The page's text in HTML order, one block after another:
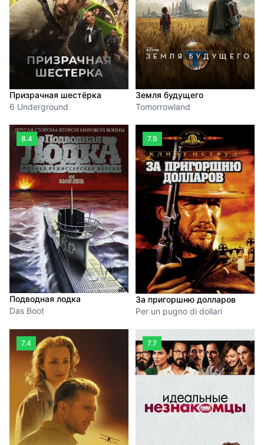
Призрачная шестёрка
6 Underground
Земля будущего
Tomorrowland
8.4
Подводная лодка
Das Boot
7.9
За пригоршню долларов
Per un pugno di dollari
7.4 7.7